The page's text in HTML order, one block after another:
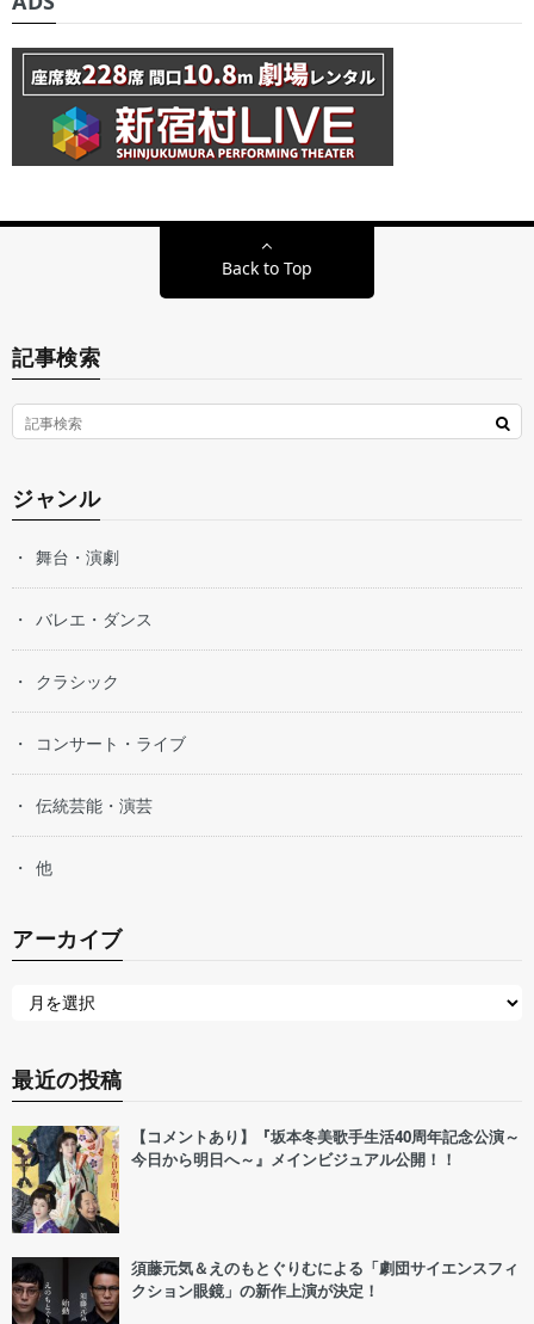
Back to Top
記事検索
ジャンル
舞台・演劇
バレエ・ダンス
クラシック
コンサート・ライブ
伝統芸能・演芸
他
アーカイブ
最近の投稿
【コメントあり】『坂本冬美歌手生活40周年記念公演～
今日から明日へ～』メインビジュアル公開！！
須藤元気＆えのもとぐりむによる「劇団サイエンスフィ
クション眼鏡」の新作上演が決定！